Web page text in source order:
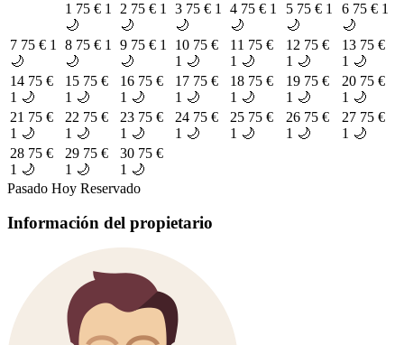
1 75 € 1
🌙
2 75 € 1
🌙
3 75 € 1
🌙
4 75 € 1
🌙
5 75 € 1
🌙
6 75 € 1
🌙
7 75 € 1
🌙
8 75 € 1
🌙
9 75 € 1
🌙
10 75 €
1 🌙
11 75 €
1 🌙
12 75 €
1 🌙
13 75 €
1 🌙
14 75 €
1 🌙
15 75 €
1 🌙
16 75 €
1 🌙
17 75 €
1 🌙
18 75 €
1 🌙
19 75 €
1 🌙
20 75 €
1 🌙
21 75 €
1 🌙
22 75 €
1 🌙
23 75 €
1 🌙
24 75 €
1 🌙
25 75 €
1 🌙
26 75 €
1 🌙
27 75 €
1 🌙
28 75 €
1 🌙
29 75 €
1 🌙
30 75 €
1 🌙
Pasado Hoy Reservado
Información del propietario